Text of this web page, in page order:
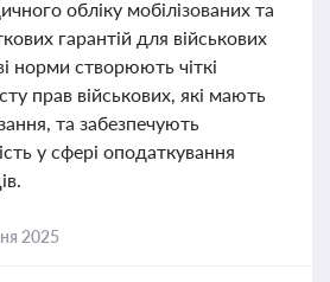
обліку мобілізованих та
гарантій для військових
створюють чіткі
прав військових, які мають
та забезпечують
у сфері оподаткування
2025